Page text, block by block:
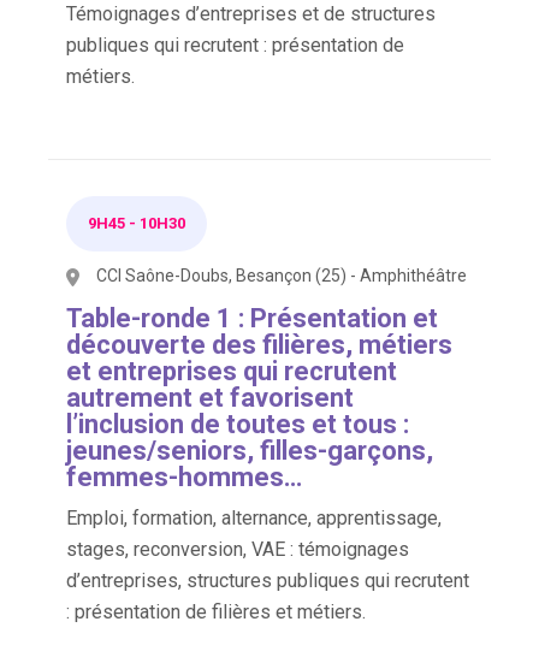
Témoignages d’entreprises et de structures
publiques qui recrutent : présentation de
métiers.
9H45 - 10H30
CCI Saône-Doubs, Besançon (25) - Amphithéâtre
Table-ronde 1 : Présentation et
découverte des filières, métiers
et entreprises qui recrutent
autrement et favorisent
l’inclusion de toutes et tous :
jeunes/seniors, filles-garçons,
femmes-hommes…
Emploi, formation, alternance, apprentissage,
stages, reconversion, VAE : témoignages
d’entreprises, structures publiques qui recrutent
: présentation de filières et métiers.